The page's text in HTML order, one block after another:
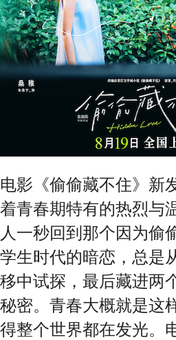
电影《偷偷藏不住》新
着青春期特有的热烈与
人一秒回到那个因为偷
学生时代的暗恋，总是
移中试探 ，最后藏进两
秘密。 青春大概就是这
得整个世界都在发光。